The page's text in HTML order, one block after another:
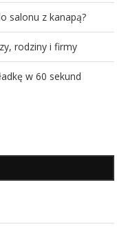
salonu z kanapą?
rodziny i firmy
w 60 sekund